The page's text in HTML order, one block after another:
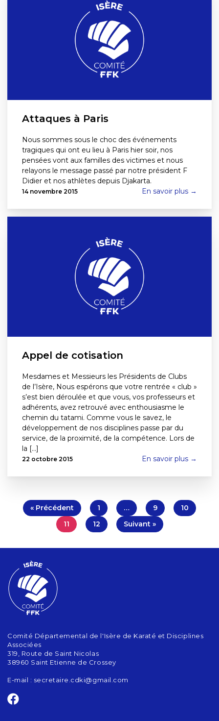
Attaques à Paris
Nous sommes sous le choc des événements
tragiques qui ont eu lieu à Paris hier soir, nos
pensées vont aux familles des victimes et nous
relayons le message passé par notre président F
Didier et nos athlètes depuis Djakarta.
14 novembre 2015 En savoir plus →
Appel de cotisation
Mesdames et Messieurs les Présidents de Clubs
de l’Isère, Nous espérons que votre rentrée « club »
s’est bien déroulée et que vous, vos professeurs et
adhérents, avez retrouvé avec enthousiasme le
chemin du tatami. Comme vous le savez, le
développement de nos disciplines passe par du
service, de la proximité, de la compétence. Lors de
la [...]
22 octobre 2015 En savoir plus →
« Précédent 1 … 9
10
11
12 Suivant »
Comité Départemental de l'Isère de Karaté et Disciplines
Associées
319, Route de Saint Nicolas
38960 Saint Etienne de Crossey
E-mail : secretaire.cdki@gmail.com